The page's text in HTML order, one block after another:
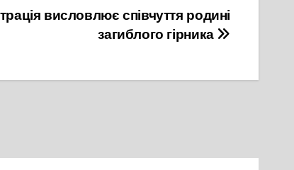
висловлює співчуття родині
загиблого гірника